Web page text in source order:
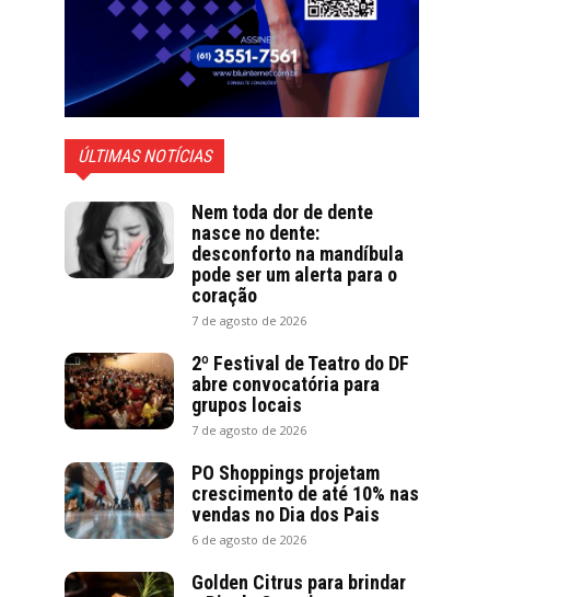
ÚLTIMAS NOTÍCIAS
Nem toda dor de dente
nasce no dente:
desconforto na mandíbula
pode ser um alerta para o
coração
7 de agosto de 2026
2º Festival de Teatro do DF
abre convocatória para
grupos locais
7 de agosto de 2026
PO Shoppings projetam
crescimento de até 10% nas
vendas no Dia dos Pais
6 de agosto de 2026
Golden Citrus para brindar